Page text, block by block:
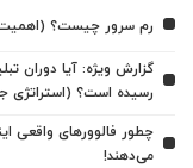
رم سرور چیست؟
گزارش ویژه: آیا دوران
رسیده است؟ (استراتژی
چطور فالوورهای واقعی
می‌دهند!